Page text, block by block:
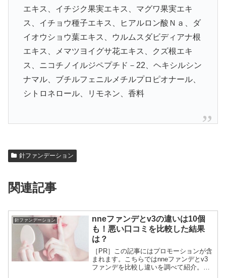
エキス、イチジク果実エキス、マグワ果実エキ
ス、イチョウ種子エキス、ヒアルロン酸Ｎａ、ダ
イオウショウ葉エキス、ウルムスダビディアナ根
エキス、メマツヨイグサ花エキス、クズ根エキ
ス、ニコチノイルジペプチド－22、ヘキシルシン
ナマル、ブチルフェニルメチルプロピオナール、
シトロネロール、リモネン、香料
針ファンデーション
関連記事
針ファンデーション
nneファンデとv3の違いは10個
も！悪い口コミを比較した結果
は？
［PR］この記事にはプロモーションが含
まれます。こちらではnneファンデとv3
ファンデを比較し違いを調べて紹介。